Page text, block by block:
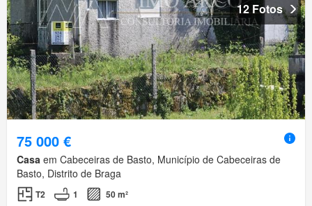
12 Fotos
75 000 €
Casa em Cabeceiras de Basto, Município de Cabeceiras de
Basto, Distrito de Braga
T2 1 50 m²